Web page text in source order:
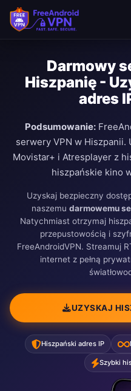
Darmowy
Hiszpanię -
adres
Podsumowanie:
serwery VPN w Hiszpanii.
Movistar+ i Atresplayer z
hiszpańskie kino
Uzyskaj bezpieczny
naszemu darmowemu
Natychmiast otrzymaj
przepustowością i
FreeAndroidVPN. Streamuj
internet z pełną
UZYSKAJ
Hiszpański adres IP
Szybki